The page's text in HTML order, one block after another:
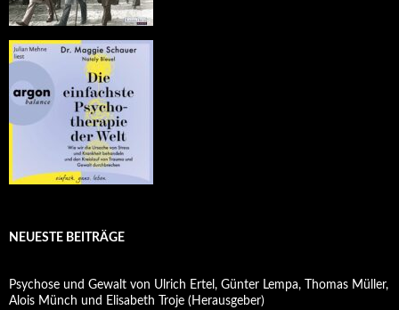
NEUESTE BEITRÄGE
Psychose und Gewalt von Ulrich Ertel, Günter Lempa, Thomas Müller,
Alois Münch und Elisabeth Troje (Herausgeber)